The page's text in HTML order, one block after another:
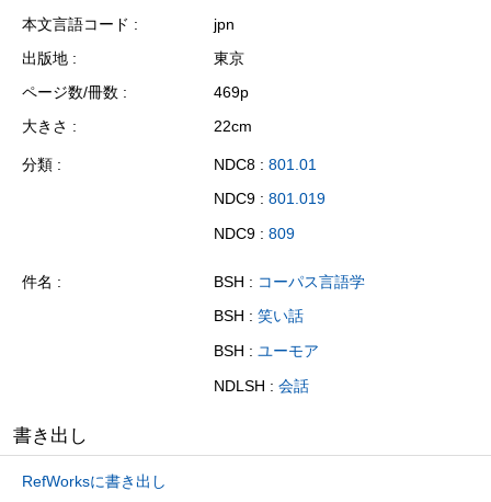
本文言語コード
jpn
出版地
東京
ページ数/冊数
469p
大きさ
22cm
分類 NDC8 : 801.01
NDC9 : 801.019
NDC9 : 809
件名 BSH : コーパス言語学
BSH : 笑い話
BSH : ユーモア
NDLSH : 会話
書き出し
RefWorksに書き出し